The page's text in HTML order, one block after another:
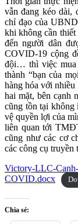
vẫn đang kéo dài,
chỉ đạo của
khi không cần thiết
đến người dân
COVID-19 cộng
đội… thì việc mua
thành “bạn của
hàng hóa với
hai mặt, bên cạnh
cũng tồn tại không
vệ quyền lợi của
liên quan tới
cũng như các cơ
các công cụ truyền
Victory-LLC-
COVID.docx
Chia sẻ: